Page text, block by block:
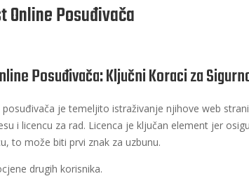
Posuđivača
Posuđivača: Ključni Koraci za
je temeljito istraživanje njihove web
i licencu za rad. Licenca je ključan element jer
to može biti prvi znak za uzbunu.
drugih korisnika.